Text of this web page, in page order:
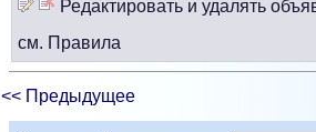
Редактировать и удалять
см. Правила
<< Предыдущее